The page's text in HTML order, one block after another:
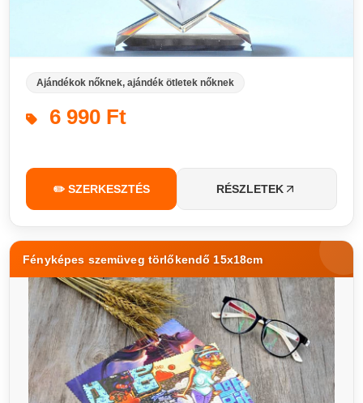
Ajándékok nőknek, ajándék ötletek nőknek
6 990 Ft
✏️ SZERKESZTÉS RÉSZLETEK
Fényképes szemüveg törlőkendő 15x18cm